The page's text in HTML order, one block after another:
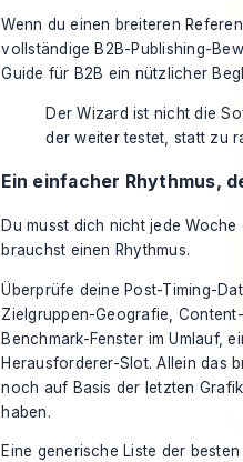
Wenn du einen breiteren
vollständige B2B-Publishing-
Guide für B2B ein nützlicher
Der Wizard ist nicht die
der weiter testet, statt zu
Ein einfacher Rhythmus,
Du musst dich nicht jede
brauchst einen Rhythmus.
Überprüfe deine Post-Timing-
Zielgruppen-Geografie,
Benchmark-Fenster im Umlauf,
Herausforderer-Slot. Allein das
noch auf Basis der letzten
haben.
Eine generische Liste der